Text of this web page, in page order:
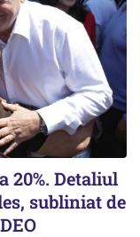
20%. Detaliul
subliniat de